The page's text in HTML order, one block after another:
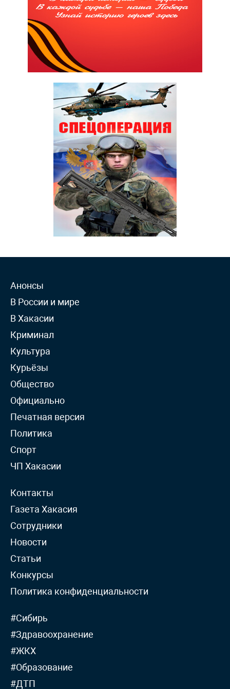
Анонсы
В России и мире
В Хакасии
Криминал
Культура
Курьёзы
Общество
Официально
Печатная версия
Политика
Спорт
ЧП Хакасии
Контакты
Газета Хакасия
Сотрудники
Новости
Статьи
Конкурсы
Политика конфиденциальности
#Сибирь
#Здравоохранение
#ЖКХ
#Образование
#ДТП